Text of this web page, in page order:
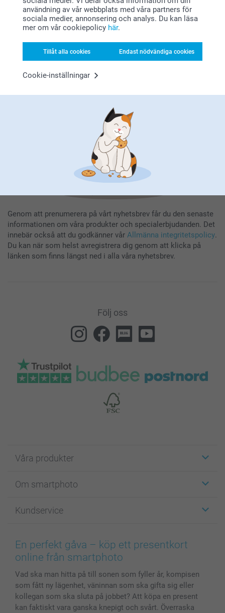
användning av vår webbplats med våra partners för
sociala medier, annonsering och analys. Du kan läsa
mer om vår cookiepolicy här.
Tillåt alla cookies Endast nödvändiga cookies
Cookie-inställningar
Registrera dig till vårt nyhetsbrev
Ange din e-postadress här
Genom att prenumerera på vårt nyhetsbrev får du den senaste
informationen om våra produkter och specialerbjudanden. Det
innebär också att du godkänner vår Allmänna integritetspolicy.
Du kan när som helst avregistrera dig genom att klicka på
länken som finns längst ned i alla våra nyhetsbrev.
Följ oss
Våra produkter
Fotokort
Fotoböcker
Bilder, Fotoförstoring & Fotohäften
Skal till Mobil & Surfplatta
Fotoalmanackor & Fotoagenda
Fotoramar & Tillbehör
Presentkort
Om smartphoto
För affiliates
Cookie Policy
Sitemap
Investor Relations
Kundservice
smartgaranti
smartbonus
Status på beställningar
En perfekt gåva – köp ett presentkort
online från smartphoto
Vad ska man hitta på till sonen som fyller år, kompisen
som fått ny lägenhet, väninnan som ska gifta sig eller
kollegan som ska sluta på jobbet? Att köpa en present
kan faktiskt vara ganska knepigt och svårt. Överraska